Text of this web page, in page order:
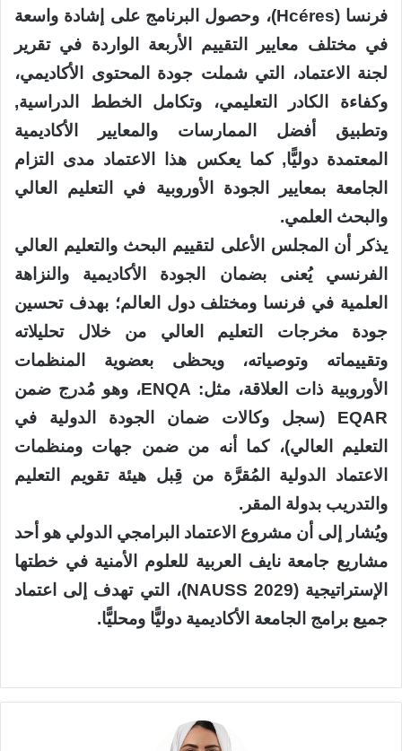
فرنسا (Hcéres)، وحصول البرنامج على إشادة واسعة
في مختلف معايير التقييم الأربعة الواردة في تقرير
لجنة الاعتماد، التي شملت جودة المحتوى الأكاديمي،
وكفاءة الكادر التعليمي، وتكامل الخطط الدراسية,
وتطبيق أفضل الممارسات والمعايير الأكاديمية
المعتمدة دوليًّا, كما يعكس هذا الاعتماد مدى التزام
الجامعة بمعايير الجودة الأوروبية في التعليم العالي
والبحث العلمي.
يذكر أن المجلس الأعلى لتقييم البحث والتعليم العالي
الفرنسي يُعنى بضمان الجودة الأكاديمية والنزاهة
العلمية في فرنسا ومختلف دول العالم؛ بهدف تحسين
جودة مخرجات التعليم العالي من خلال تحليلاته
وتقييماته وتوصياته، ويحظى بعضوية المنظمات
الأوروبية ذات العلاقة، مثل: ENQA، وهو مُدرج ضمن
EQAR (سجل وكالات ضمان الجودة الدولية في
التعليم العالي)، كما أنه من ضمن جهات ومنظمات
الاعتماد الدولية المُقرَّة من قِبل هيئة تقويم التعليم
والتدريب بدولة المقر.
ويُشار إلى أن مشروع الاعتماد البرامجي الدولي هو أحد
مشاريع جامعة نايف العربية للعلوم الأمنية في خطتها
الإستراتيجية (NAUSS 2029)، التي تهدف إلى اعتماد
جميع برامج الجامعة الأكاديمية دوليًّا ومحليًّا.